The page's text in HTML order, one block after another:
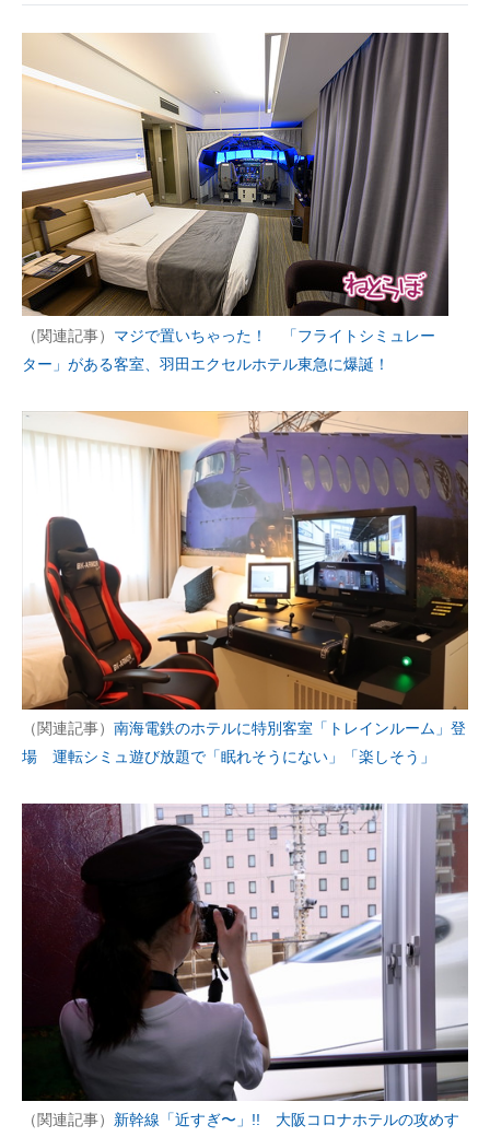
（関連記事） マジで置いちゃった！ 「フライトシミュレー
ター」がある客室、羽田エクセルホテル東急に爆誕！
（関連記事） 南海電鉄のホテルに特別客室「トレインルーム」登
場 運転シミュ遊び放題で「眠れそうにない」「楽しそう」
（関連記事） 新幹線「近すぎ〜」!! 大阪コロナホテルの攻めす